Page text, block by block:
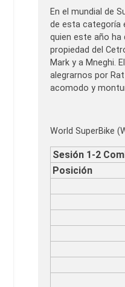
En el mundial de
de esta categoría
quien este año ha
propiedad del
Mark y a Mneghi.
alegrarnos por
acomodo y
World SuperBike
Sesión 1-2
Posición